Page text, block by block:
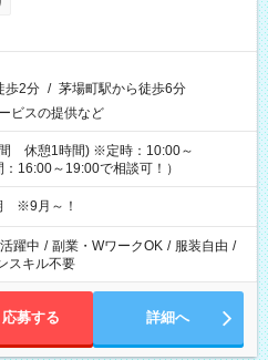
歩2分 / 茅場町駅から徒歩6分
ビスの提供など
休憩1時間) ※定時：10:00～
16:00～19:00で相談可！）
※9月～！
躍中 / 副業・WワークOK / 服装自由 /
スキル不要
応募する 詳細へ